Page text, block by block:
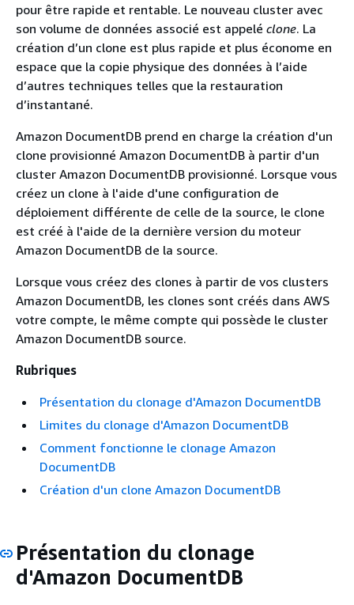
pour être rapide et rentable. Le nouveau cluster avec
son volume de données associé est appelé clone. La
création d’un clone est plus rapide et plus économe en
espace que la copie physique des données à l’aide
d’autres techniques telles que la restauration
d’instantané.
Amazon DocumentDB prend en charge la création d'un
clone provisionné Amazon DocumentDB à partir d'un
cluster Amazon DocumentDB provisionné. Lorsque vous
créez un clone à l'aide d'une configuration de
déploiement différente de celle de la source, le clone
est créé à l'aide de la dernière version du moteur
Amazon DocumentDB de la source.
Lorsque vous créez des clones à partir de vos clusters
Amazon DocumentDB, les clones sont créés dans AWS
votre compte, le même compte qui possède le cluster
Amazon DocumentDB source.
Rubriques
Présentation du clonage d'Amazon DocumentDB
Limites du clonage d'Amazon DocumentDB
Comment fonctionne le clonage Amazon
DocumentDB
Création d'un clone Amazon DocumentDB
Présentation du clonage
d'Amazon DocumentDB